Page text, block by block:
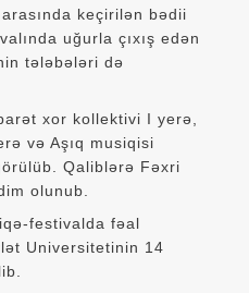
keçirilən bədii
uğurla çıxış edən
tələbələri də
xor kollektivi I yerə,
və Aşıq musiqisi
Qaliblərə Fəxri
olunub.
festivalda fəal
Universitetinin 14